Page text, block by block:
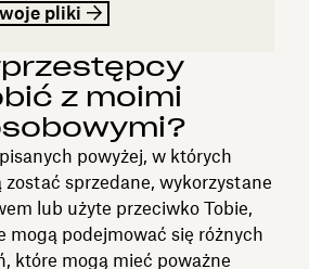
pliki
z moimi
powyżej, w których
zostać sprzedane, wykorzystane
lub użyte przeciwko Tobie,
mogą podejmować się różnych
które mogą mieć poważne